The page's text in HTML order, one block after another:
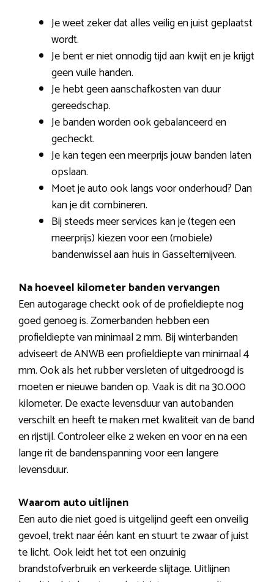
Je weet zeker dat alles veilig en juist geplaatst
wordt.
Je bent er niet onnodig tijd aan kwijt en je krijgt
geen vuile handen.
Je hebt geen aanschafkosten van duur
gereedschap.
Je banden worden ook gebalanceerd en
gecheckt.
Je kan tegen een meerprijs jouw banden laten
opslaan.
Moet je auto ook langs voor onderhoud? Dan
kan je dit combineren.
Bij steeds meer services kan je (tegen een
meerprijs) kiezen voor een (mobiele)
bandenwissel aan huis in Gasselternijveen.
Na hoeveel kilometer banden vervangen
Een autogarage checkt ook of de profieldiepte nog
goed genoeg is. Zomerbanden hebben een
profieldiepte van minimaal 2 mm. Bij winterbanden
adviseert de ANWB een profieldiepte van minimaal 4
mm. Ook als het rubber versleten of uitgedroogd is
moeten er nieuwe banden op. Vaak is dit na 30.000
kilometer. De exacte levensduur van autobanden
verschilt en heeft te maken met kwaliteit van de band
en rijstijl. Controleer elke 2 weken en voor en na een
lange rit de bandenspanning voor een langere
levensduur.
Waarom auto uitlijnen
Een auto die niet goed is uitgelijnd geeft een onveilig
gevoel, trekt naar één kant en stuurt te zwaar of juist
te licht. Ook leidt het tot een onzuinig
brandstofverbruik en verkeerde slijtage. Uitlijnen